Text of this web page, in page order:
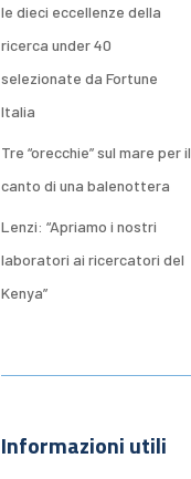
le dieci eccellenze della
ricerca under 40
selezionate da Fortune
Italia
Tre “orecchie” sul mare per il
canto di una balenottera
Lenzi: “Apriamo i nostri
laboratori ai ricercatori del
Kenya”
Informazioni utili